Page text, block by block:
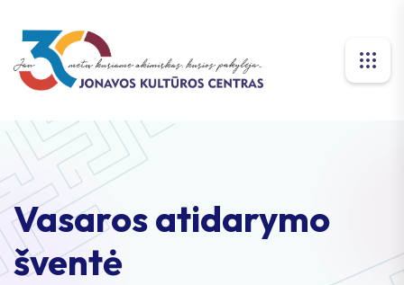
Vasaros atidarymo
šventė